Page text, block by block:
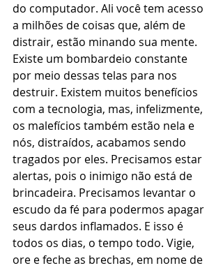
do computador. Ali você tem acesso
a milhões de coisas que, além de
distrair, estão minando sua mente.
Existe um bombardeio constante
por meio dessas telas para nos
destruir. Existem muitos benefícios
com a tecnologia, mas, infelizmente,
os malefícios também estão nela e
nós, distraídos, acabamos sendo
tragados por eles. Precisamos estar
alertas, pois o inimigo não está de
brincadeira. Precisamos levantar o
escudo da fé para podermos apagar
seus dardos inflamados. E isso é
todos os dias, o tempo todo. Vigie,
ore e feche as brechas, em nome de